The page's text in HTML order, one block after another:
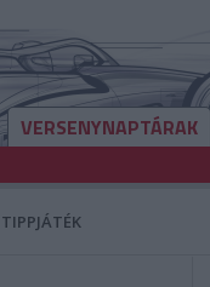
VERSENYNAPTÁRAK
TIPPJÁTÉK